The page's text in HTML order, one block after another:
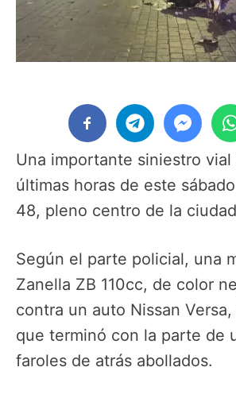
Una importante siniestro
últimas horas de este
48, pleno centro de la
Según el parte policial, una
Zanella ZB 110cc, de color
contra un auto Nissan
que terminó con la parte de
faroles de atrás abollados.